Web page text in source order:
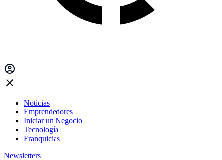
Noticias
Emprendedores
Iniciar un Negocio
Tecnología
Franquicias
Newsletters